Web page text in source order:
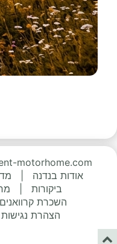
motorhome.com
אודות בנדנה
ביקורות
השכרת
הצהרת נגישות